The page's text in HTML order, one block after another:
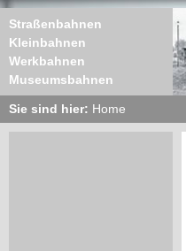
Straßenbahnen
Kleinbahnen
Werkbahnen
Museumsbahnen
Sie sind hier: Home